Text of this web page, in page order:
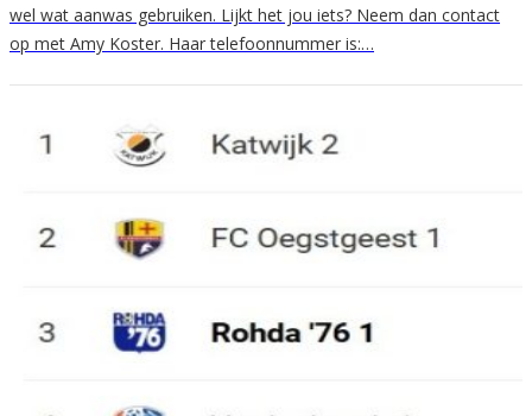
wel wat aanwas gebruiken. Lijkt het jou iets? Neem dan contact
op met Amy Koster. Haar telefoonnummer is:…